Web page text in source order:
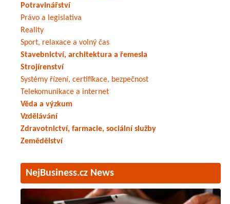
Potravinářství
Právo a legislativa
Reality
Sport, relaxace a volný čas
Stavebnictví, architektura a řemesla
Strojírenství
Systémy řízení, certifikace, bezpečnost
Telekomunikace a internet
Věda a výzkum
Vzdělávání
Zdravotnictví, farmacie, sociální služby
Zemědělství
NejBusiness.cz News